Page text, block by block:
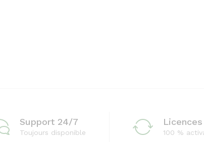
Support 24/7
Toujours disponible 100 %